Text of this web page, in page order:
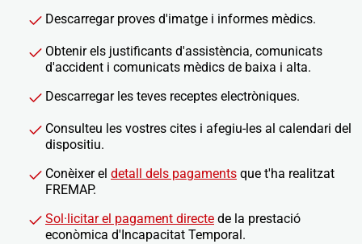
Descarregar proves d'imatge i informes mèdics.
Obtenir els justificants d'assistència, comunicats
d'accident i comunicats mèdics de baixa i alta.
Descarregar les teves receptes electròniques.
Consulteu les vostres cites i afegiu-les al calendari del
dispositiu.
Conèixer el detall dels pagaments que t'ha realitzat
FREMAP.
Sol·licitar el pagament directe de la prestació
econòmica d'Incapacitat Temporal.